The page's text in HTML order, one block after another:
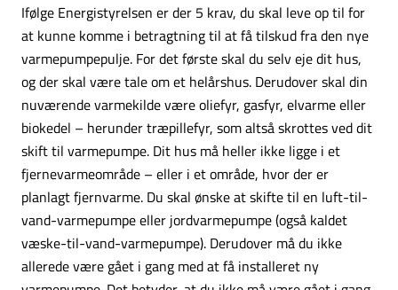
Ifølge Energistyrelsen er der 5 krav, du skal leve op til for
at kunne komme i betragtning til at få tilskud fra den nye
varmepumpepulje. For det første skal du selv eje dit hus,
og der skal være tale om et helårshus. Derudover skal din
nuværende varmekilde være oliefyr, gasfyr, elvarme eller
biokedel – herunder træpillefyr, som altså skrottes ved dit
skift til varmepumpe. Dit hus må heller ikke ligge i et
fjernevarmeområde – eller i et område, hvor der er
planlagt fjernvarme. Du skal ønske at skifte til en luft-til-
vand-varmepumpe eller jordvarmepumpe (også kaldet
væske-til-vand-varmepumpe). Derudover må du ikke
allerede være gået i gang med at få installeret ny